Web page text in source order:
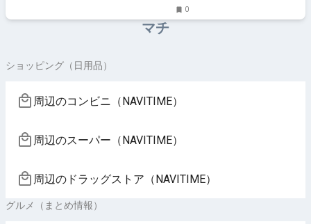
0
マチ
ショッピング（日用品）
周辺のコンビニ（NAVITIME）
周辺のスーパー（NAVITIME）
周辺のドラッグストア（NAVITIME）
グルメ（まとめ情報）